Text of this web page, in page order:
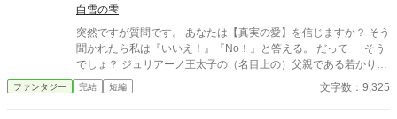
白雪の雫
突然ですが質問です。 あなたは【真実の愛】を信じますか？ そう
聞かれたら私は『いいえ！』『No！』と答える。 だって･･･そう
でしょ？ ジュリアーノ王太子の（名目上の）父親である若かりし
頃の陛下曰く「私と彼女は真実の愛で結ばれている」という何が
何だか訳の分からない理屈で、婚約者だった大臣の姫ではなく平
ファンタジー 完結 短編 文字数：9,325